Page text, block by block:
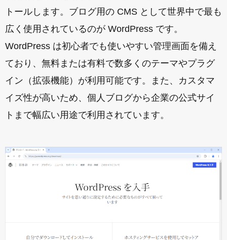
トールします。ブログ用の CMS として世界中で最も
広く使用されているのが WordPress です。
WordPress は初心者でも使いやすい管理画面を備え
ており、無料または有料で数多くのテーマやプラグ
イン（拡張機能）が利用可能です。また、カスタマ
イズ性が高いため、個人ブログから企業の公式サイ
トまで幅広い用途で利用されています。